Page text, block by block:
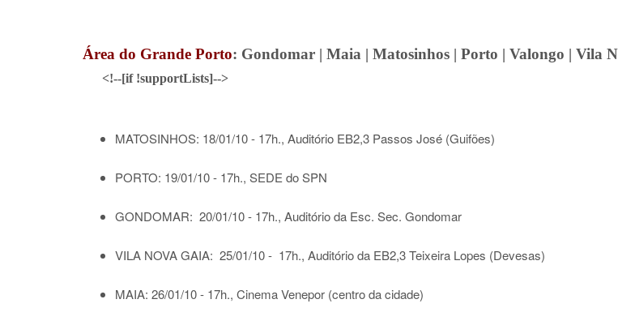
Área do Grande Porto: Gondomar | Maia | Matosinhos | Porto | Valongo | Vila
<!--[if !supportLists]-->
MATOSINHOS: 18/01/10 - 17h., Auditório EB2,3 Passos José (Guifões)
PORTO: 19/01/10 - 17h., SEDE do SPN
GONDOMAR: 20/01/10 - 17h., Auditório da Esc. Sec. Gondomar
VILA NOVA GAIA: 25/01/10 - 17h., Auditório da EB2,3 Teixeira Lopes (Devesas)
MAIA: 26/01/10 - 17h., Cinema Venepor (centro da cidade)